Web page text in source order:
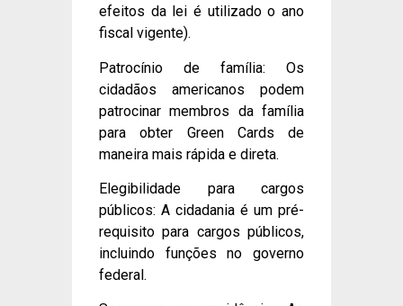
efeitos da lei é utilizado o ano
fiscal vigente).
Patrocínio de família: Os
cidadãos americanos podem
patrocinar membros da família
para obter Green Cards de
maneira mais rápida e direta.
Elegibilidade para cargos
públicos: A cidadania é um pré-
requisito para cargos públicos,
incluindo funções no governo
federal.